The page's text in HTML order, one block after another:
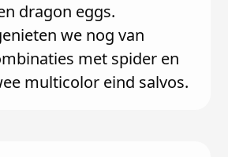
dragon eggs.
we nog van
met spider en
multicolor eind salvos.